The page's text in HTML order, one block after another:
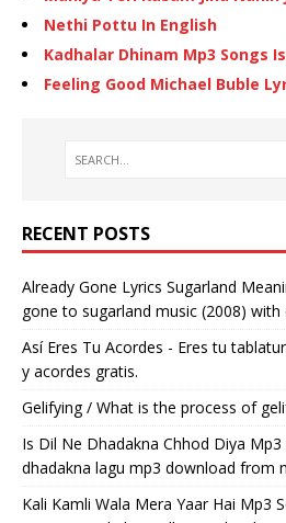
Nethi Pottu In English
Kadhalar Dhinam Mp3 Songs
Feeling Good Michael Buble
RECENT POSTS
Already Gone Lyrics Sugarland
gone to sugarland music (2008) with
Así Eres Tu Acordes - Eres tu
y acordes gratis.
Gelifying / What is the process of
Is Dil Ne Dhadakna Chhod Diya Mp3
dhadakna lagu mp3 download from
Kali Kamli Wala Mera Yaar Hai Mp3